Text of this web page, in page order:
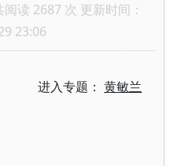
读 2687 次 更新时间：
23:06
进入专题：黄敏兰